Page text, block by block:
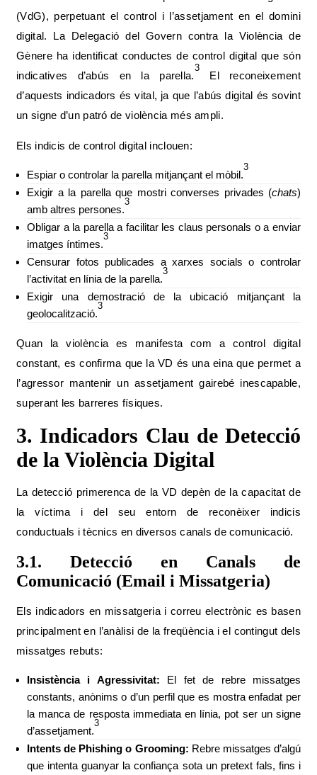
(VdG), perpetuant el control i l’assetjament en el domini
digital. La Delegació del Govern contra la Violència de
Gènere ha identificat conductes de control digital que són
indicatives d’abús en la parella.
3
El reconeixement
d’aquests indicadors és vital, ja que l’abús digital és sovint
un signe d’un patró de violència més ampli.
Els indicis de control digital inclouen:
Espiar o controlar la parella mitjançant el mòbil.
3
Exigir a la parella que mostri converses privades (chats)
amb altres persones.
3
Obligar a la parella a facilitar les claus personals o a enviar
imatges íntimes.
3
Censurar fotos publicades a xarxes socials o controlar
l’activitat en línia de la parella.
3
Exigir una demostració de la ubicació mitjançant la
geolocalització.
3
Quan la violència es manifesta com a control digital
constant, es confirma que la VD és una eina que permet a
l’agressor mantenir un assetjament gairebé inescapable,
superant les barreres físiques.
3. Indicadors Clau de Detecció
de la Violència Digital
La detecció primerenca de la VD depèn de la capacitat de
la víctima i del seu entorn de reconèixer indicis
conductuals i tècnics en diversos canals de comunicació.
3.1. Detecció en Canals de
Comunicació (Email i Missatgeria)
Els indicadors en missatgeria i correu electrònic es basen
principalment en l’anàlisi de la freqüència i el contingut dels
missatges rebuts:
Insistència i Agressivitat: El fet de rebre missatges
constants, anònims o d’un perfil que es mostra enfadat per
la manca de resposta immediata en línia, pot ser un signe
d’assetjament.
3
Intents de Phishing o Grooming: Rebre missatges d’algú
que intenta guanyar la confiança sota un pretext fals, fins i